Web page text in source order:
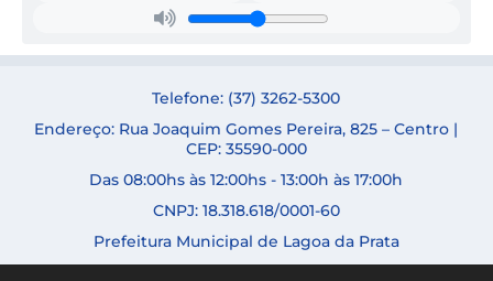
AS
Telefone: (37) 3262-5300
Endereço: Rua Joaquim Gomes Pereira, 825 – Centro |
CEP: 35590-000
Das 08:00hs às 12:00hs - 13:00h às 17:00h
CNPJ: 18.318.618/0001-60
Prefeitura Municipal de Lagoa da Prata